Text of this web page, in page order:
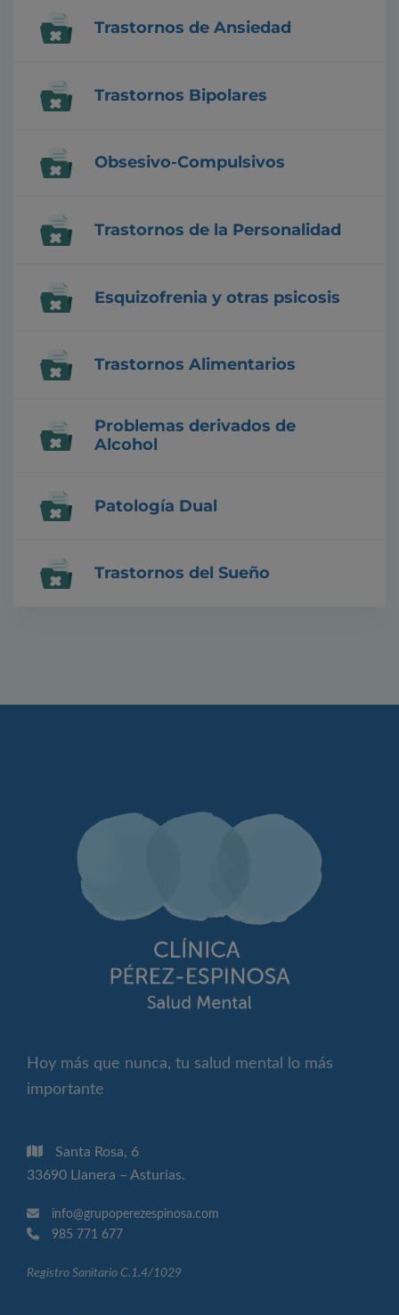
Trastornos de Ansiedad
Trastornos Bipolares
Obsesivo-Compulsivos
Trastornos de la Personalidad
Esquizofrenia y otras psicosis
Trastornos Alimentarios
Problemas derivados de
Alcohol
Patología Dual
Trastornos del Sueño
Hoy más que nunca, tu salud mental lo más
importante
Santa Rosa, 6
33690 Llanera – Asturias.
info@grupoperezespinosa.com
985 771 677
Registro Sanitario C.1.4/1029